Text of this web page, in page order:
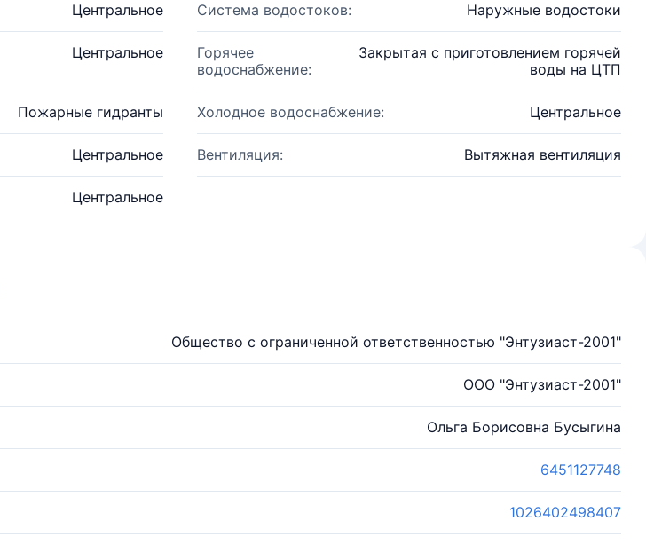
Центральное Система водостоков: Наружные водостоки
Центральное
Горячее
водоснабжение:
Закрытая с приготовлением горячей
воды на ЦТП
Пожарные гидранты Холодное водоснабжение: Центральное
Центральное Вентиляция: Вытяжная вентиляция
Центральное
Общество с ограниченной ответственностью "Энтузиаст-2001"
ООО "Энтузиаст-2001"
Ольга Борисовна Бусыгина
6451127748
1026402498407